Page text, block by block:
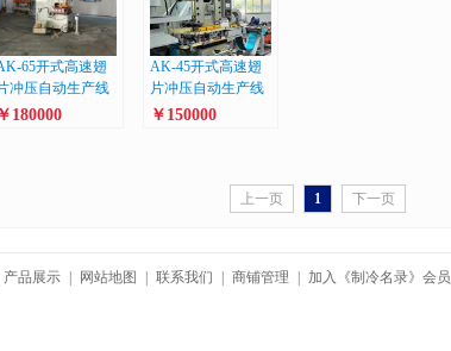
65开式高速翅
冲压自动生产线
￥180000
AK-45开式高速翅
片冲压自动生产线
￥150000
上一页 1 下一页
产品展示 网站地图 联系我们 商铺管理 加入《制冷名录》会员